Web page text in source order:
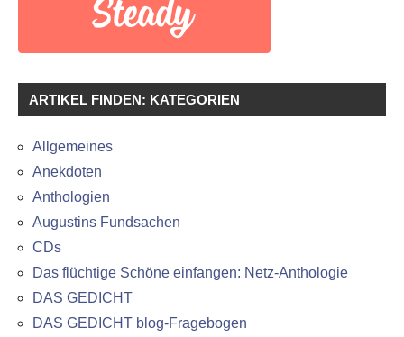
ARTIKEL FINDEN: KATEGORIEN
Allgemeines
Anekdoten
Anthologien
Augustins Fundsachen
CDs
Das flüchtige Schöne einfangen: Netz-Anthologie
DAS GEDICHT
DAS GEDICHT blog-Fragebogen